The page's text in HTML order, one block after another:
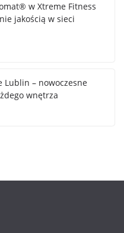
w Xtreme Fitness
jakością w sieci
Lublin – nowoczesne
wnętrza